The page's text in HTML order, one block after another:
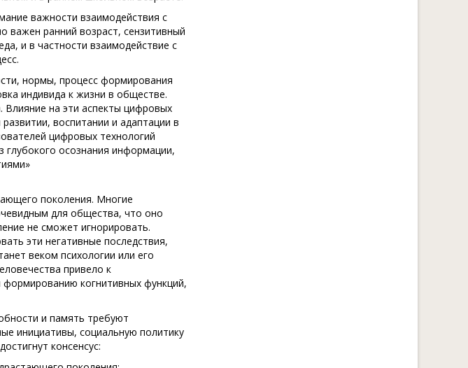
важности взаимодействия с
важен ранний возраст, сензитивный
и в частности взаимодействие с
нормы, процесс формирования
индивида к жизни в обществе.
Влияние на эти аспекты цифровых
воспитании и адаптации в
цифровых технологий
осознания информации,
поколения. Многие
для общества, что оно
не сможет игнорировать.
эти негативные последствия,
веком психологии или его
привело к
когнитивных функций,
и память требуют
инициативы, социальную политику
консенсус: